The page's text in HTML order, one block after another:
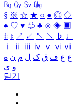
㏃ ㏉ ㏜ ㏆
§ ※ ☆ ★ ○ ● ◎ ◇
♠ ♡ ♥ ♧ ♣ ⊙ ◈ ▣
‡ ↕ ↗ ↙ ↖ ↘ ♭ ♩
ⅰ
ⅱ ⅲ ⅳ ⅴ ⅵ ⅶ
ع غ ف ق ک ل م ن ه
و ی
닫기